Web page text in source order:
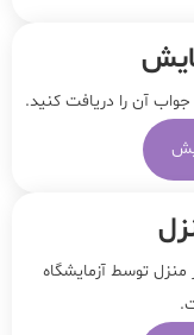
آن را دریافت کنید.
منزل توسط آزمایشگاه